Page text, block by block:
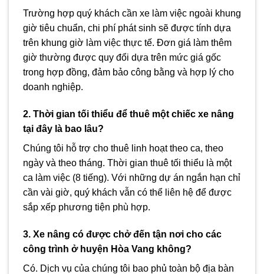
Trường hợp quý khách cần xe làm việc ngoài khung
giờ tiêu chuẩn, chi phí phát sinh sẽ được tính dựa
trên khung giờ làm việc thực tế. Đơn giá làm thêm
giờ thường được quy đổi dựa trên mức giá gốc
trong hợp đồng, đảm bảo công bằng và hợp lý cho
doanh nghiệp.
2. Thời gian tối thiểu để thuê một chiếc xe nâng
tại đây là bao lâu?
Chúng tôi hỗ trợ cho thuê linh hoạt theo ca, theo
ngày và theo tháng. Thời gian thuê tối thiểu là một
ca làm việc (8 tiếng). Với những dự án ngắn hạn chỉ
cần vài giờ, quý khách vẫn có thể liên hệ để được
sắp xếp phương tiện phù hợp.
3. Xe nâng có được chở đến tận nơi cho các
công trình ở huyện Hòa Vang không?
Có. Dịch vụ của chúng tôi bao phủ toàn bộ địa bàn